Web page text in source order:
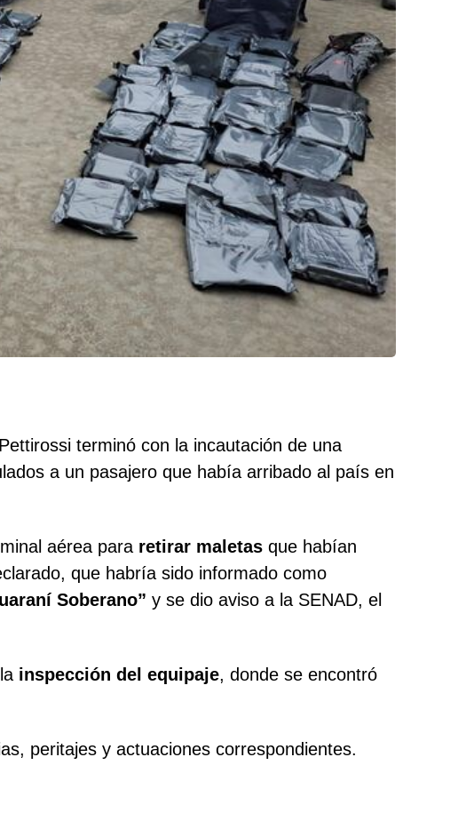
terminó con la incautación de una
a un pasajero que había arribado al país en
aérea para retirar maletas que habían
que habría sido informado como
Soberano” y se dio aviso a la SENAD, el
inspección del equipaje, donde se encontró
peritajes y actuaciones correspondientes.